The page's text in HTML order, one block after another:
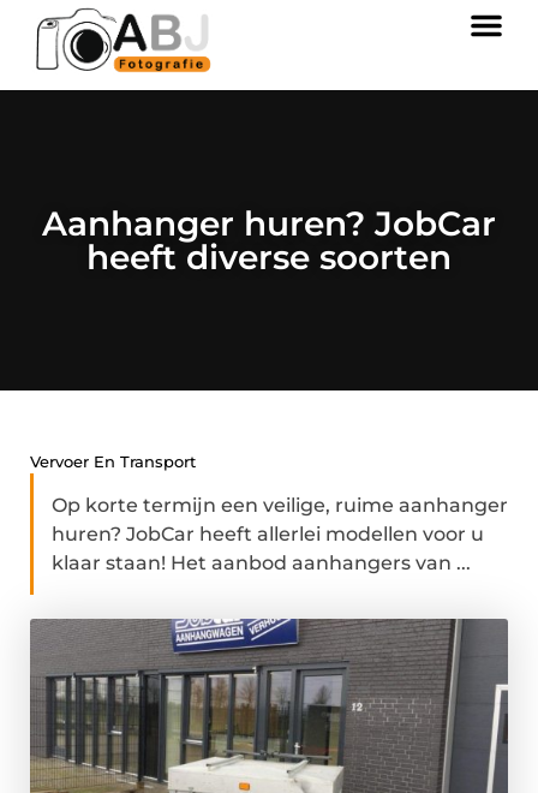
Aanhanger huren? JobCar
heeft diverse soorten
Vervoer En Transport
Op korte termijn een veilige, ruime aanhanger
huren? JobCar heeft allerlei modellen voor u
klaar staan! Het aanbod aanhangers van ...